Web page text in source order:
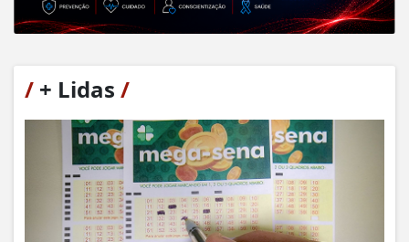
/ + Lidas /